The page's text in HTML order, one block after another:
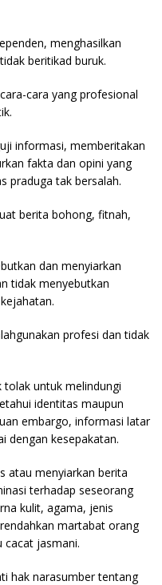
menghasilkan
beritikad buruk.
cara yang profesional
informasi, memberitakan
fakta dan opini yang
praduga tak bersalah.
berita bohong, fitnah,
dan menyiarkan
tidak menyebutkan
profesi dan tidak
tolak untuk melindungi
identitas maupun
embargo, informasi latar
dengan kesepakatan.
atau menyiarkan berita
terhadap seseorang
kulit, agama, jenis
martabat orang
cacat jasmani.
hak narasumber tentang